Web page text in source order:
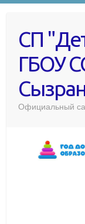
СП
ГБОУ
Официальный